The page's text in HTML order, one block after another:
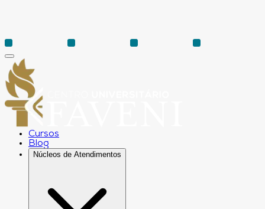
Cursos
Blog
Núcleos de Atendimentos